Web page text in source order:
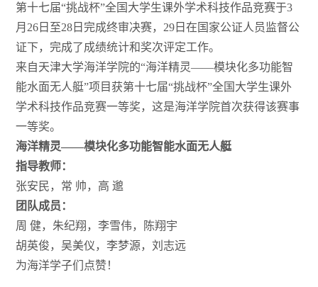
第十七届“挑战杯”全国大学生课外学术科技作品竞赛于3
月26日至28日完成终审决赛，29日在国家公证人员监督公
证下，完成了成绩统计和奖次评定工作。
来自天津大学海洋学院的“海洋精灵——模块化多功能智
能水面无人艇”项目获第十七届“挑战杯”全国大学生课外
学术科技作品竞赛一等奖，这是海洋学院首次获得该赛事
一等奖。
海洋精灵——模块化多功能智能水面无人艇
指导教师：
张安民，常 帅，高 邈
团队成员：
周 健，朱纪翔，李雪伟，陈翔宇
胡英俊，吴美仪，李梦源，刘志远
为海洋学子们点赞！